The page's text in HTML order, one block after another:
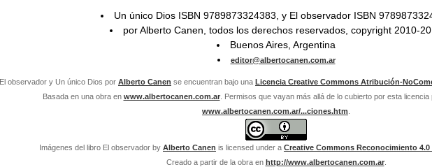
Un único Dios ISBN 9789873324383, y El observador ISBN
por Alberto Canen, todos los derechos reservados, copyright 2010-
Buenos Aires, Argentina
editor@albertocanen.com.ar
El observador y Un único Dios por Alberto Canen se encuentran bajo una Licencia Creative Commons Atribución-
Basada en una obra en www.albertocanen.com.ar. Permisos que vayan más allá de lo cubierto por esta
www.albertocanen.com.ar/...ciones.htm
Imágenes del libro El observador by Alberto Canen is licensed under a Creative Commons Reconocimiento
Creado a partir de la obra en http://www.albertocanen.com.ar.